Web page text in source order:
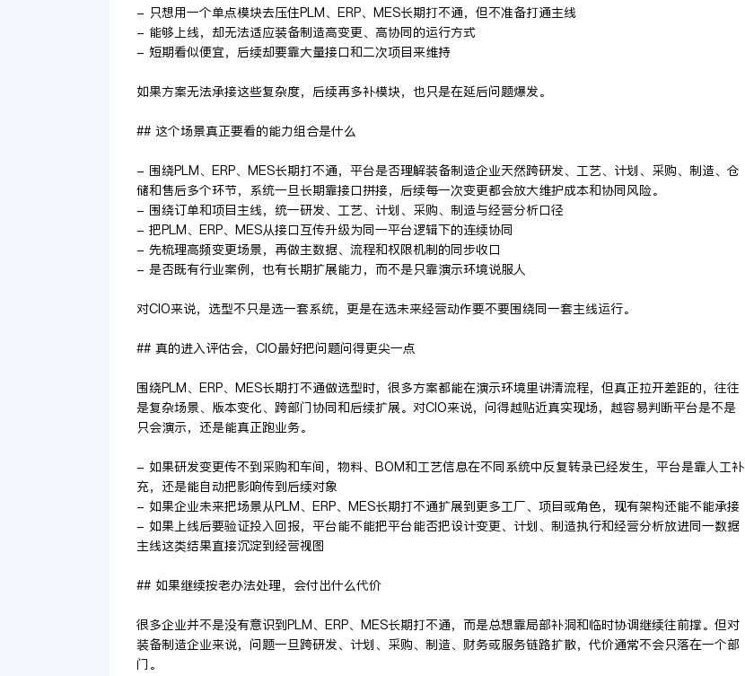
- 只想用一个单点模块去压住PLM、ERP、MES长期打不通，但不准备打通主线
- 能够上线，却无法适应装备制造高变更、高协同的运行方式
- 短期看似便宜，后续却要靠大量接口和二次项目来维持
如果方案无法承接这些复杂度，后续再多补模块，也只是在延后问题爆发。
## 这个场景真正要看的能力组合是什么
- 围绕PLM、ERP、MES长期打不通，平台是否理解装备制造企业天然跨研发、工艺、计划、采购、制造、仓
储和售后多个环节，系统一旦长期靠接口拼接，后续每一次变更都会放大维护成本和协同风险。
- 围绕订单和项目主线，统一研发、工艺、计划、采购、制造与经营分析口径
- 把PLM、ERP、MES从接口互传升级为同一平台逻辑下的连续协同
- 先梳理高频变更场景，再做主数据、流程和权限机制的同步收口
- 是否既有行业案例，也有长期扩展能力，而不是只靠演示环境说服人
对CIO来说，选型不只是选一套系统，更是在选未来经营动作要不要围绕同一套主线运行。
## 真的进入评估会，CIO最好把问题问得更尖一点
围绕PLM、ERP、MES长期打不通做选型时，很多方案都能在演示环境里讲清流程，但真正拉开差距的，往往
是复杂场景、版本变化、跨部门协同和后续扩展。对CIO来说，问得越贴近真实现场，越容易判断平台是不是
只会演示，还是能真正跑业务。
- 如果研发变更传不到采购和车间，物料、BOM和工艺信息在不同系统中反复转录已经发生，平台是靠人工补
充，还是能自动把影响传到后续对象
- 如果企业未来把场景从PLM、ERP、MES长期打不通扩展到更多工厂、项目或角色，现有架构还能不能承接
- 如果上线后要验证投入回报，平台能不能把平台能否把设计变更、计划、制造执行和经营分析放进同一数据
主线这类结果直接沉淀到经营视图
## 如果继续按老办法处理，会付出什么代价
很多企业并不是没有意识到PLM、ERP、MES长期打不通，而是总想靠局部补洞和临时协调继续往前撑。但对
装备制造企业来说，问题一旦跨研发、计划、采购、制造、财务或服务链路扩散，代价通常不会只落在一个部
门。